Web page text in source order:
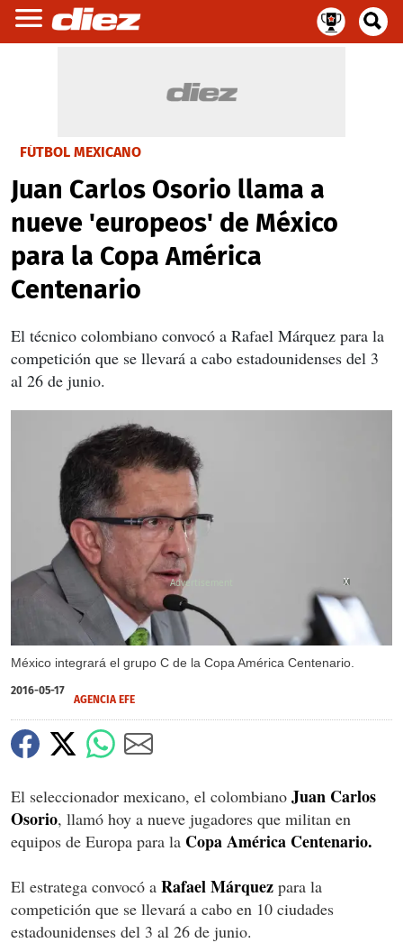
FÚTBOL MEXICANO
Juan Carlos Osorio llama a
nueve 'europeos' de México
para la Copa América
Centenario
El técnico colombiano convocó a Rafael Márquez para la
competición que se llevará a cabo estadounidenses del 3
al 26 de junio.
México integrará el grupo C de la Copa América Centenario.
X
X
2016-05-17
AGENCIA EFE
El seleccionador mexicano, el colombiano Juan Carlos
Osorio, llamó hoy a nueve jugadores que militan en
equipos de Europa para la Copa América Centenario.
El estratega convocó a Rafael Márquez para la
competición que se llevará a cabo en 10 ciudades
estadounidenses del 3 al 26 de junio.